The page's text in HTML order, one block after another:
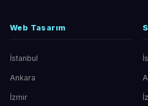
Web Tasarım
İstanbul
Ankara
İzmir